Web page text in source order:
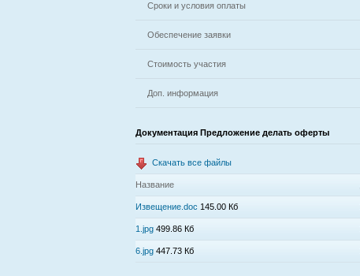
Сроки и условия оплаты
Обеспечение заявки
Стоимость участия
Доп. информация
Документация Предложение делать оферты
Скачать все файлы
Название
Извещение.doc 145.00 Кб
1.jpg 499.86 Кб
6.jpg 447.73 Кб